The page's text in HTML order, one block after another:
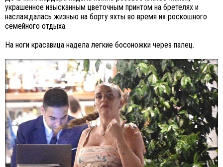
украшенное изысканным цветочным принтом на бретелях и
наслаждалась жизнью на борту яхты во время их роскошного
семейного отдыха.
На ноги красавица надела легкие босоножки через палец.